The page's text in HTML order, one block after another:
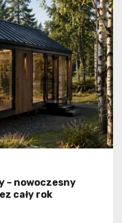
– nowoczesny
cały rok